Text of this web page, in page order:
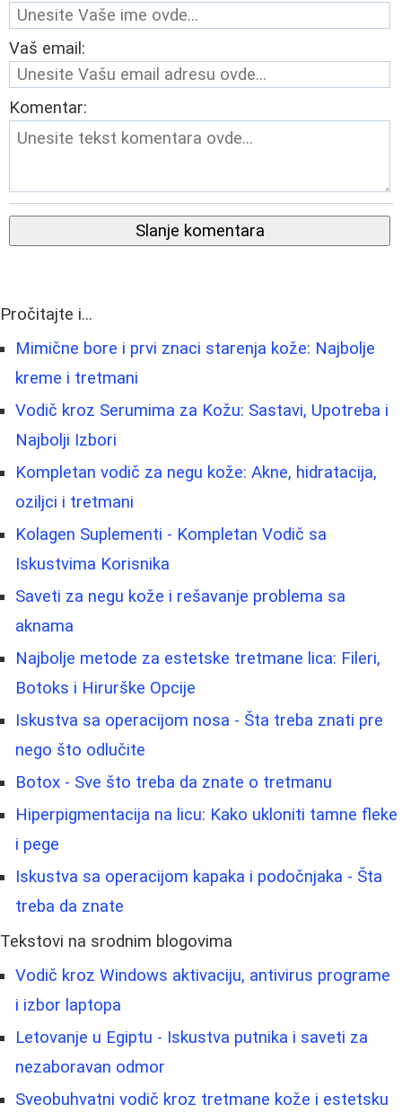
Vaš email:
Komentar:
Slanje komentara
Pročitajte i...
Mimične bore i prvi znaci starenja kože: Najbolje
kreme i tretmani
Vodič kroz Serumima za Kožu: Sastavi, Upotreba i
Najbolji Izbori
Kompletan vodič za negu kože: Akne, hidratacija,
oziljci i tretmani
Kolagen Suplementi - Kompletan Vodič sa
Iskustvima Korisnika
Saveti za negu kože i rešavanje problema sa
aknama
Najbolje metode za estetske tretmane lica: Fileri,
Botoks i Hirurške Opcije
Iskustva sa operacijom nosa - Šta treba znati pre
nego što odlučite
Botox - Sve što treba da znate o tretmanu
Hiperpigmentacija na licu: Kako ukloniti tamne fleke
i pege
Iskustva sa operacijom kapaka i podočnjaka - Šta
treba da znate
Tekstovi na srodnim blogovima
Vodič kroz Windows aktivaciju, antivirus programe
i izbor laptopa
Letovanje u Egiptu - Iskustva putnika i saveti za
nezaboravan odmor
Sveobuhvatni vodič kroz tretmane kože i estetsku